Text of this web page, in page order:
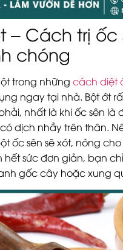
– Cách trị ốc
chóng
trong những cách diệt
ngay tại nhà. Bột ớt
nhất là khi ốc sên là
dịch nhầy trên thân.
ốc sên sẽ xót, nóng
hết sức đơn giản, bạn
gốc cây hoặc xung